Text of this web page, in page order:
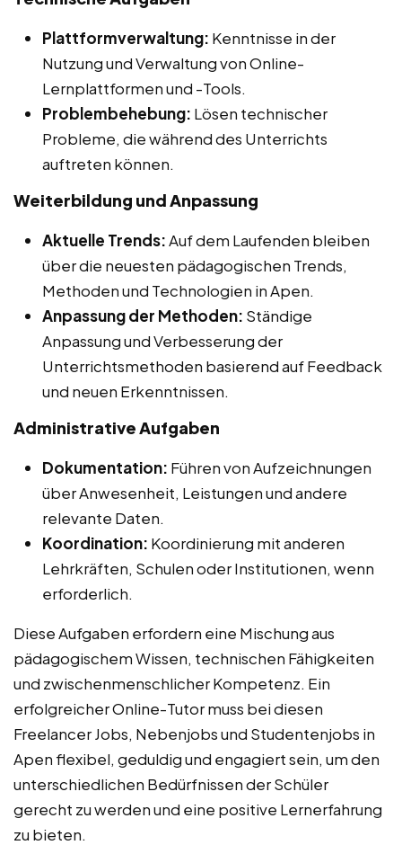
Plattformverwaltung: Kenntnisse in der
Nutzung und Verwaltung von Online-
Lernplattformen und -Tools.
Problembehebung: Lösen technischer
Probleme, die während des Unterrichts
auftreten können.
Weiterbildung und Anpassung
Aktuelle Trends:Auf dem Laufenden bleiben
über die neuesten pädagogischen Trends,
Methoden und Technologien in Apen.
Anpassung der Methoden: Ständige
Anpassung und Verbesserung der
Unterrichtsmethoden basierend auf Feedback
und neuen Erkenntnissen.
Administrative Aufgaben
Dokumentation: Führen von Aufzeichnungen
über Anwesenheit, Leistungen und andere
relevante Daten.
Koordination: Koordinierung mit anderen
Lehrkräften, Schulen oder Institutionen, wenn
erforderlich.
Diese Aufgaben erfordern eine Mischung aus
pädagogischem Wissen, technischen Fähigkeiten
und zwischenmenschlicher Kompetenz. Ein
erfolgreicher Online-Tutor muss bei diesen
Freelancer Jobs, Nebenjobs und Studentenjobs in
Apen flexibel, geduldig und engagiert sein, um den
unterschiedlichen Bedürfnissen der Schüler
gerecht zu werden und eine positive Lernerfahrung
zu bieten.